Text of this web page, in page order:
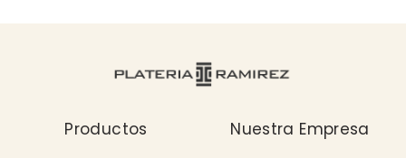
Productos Nuestra Empresa